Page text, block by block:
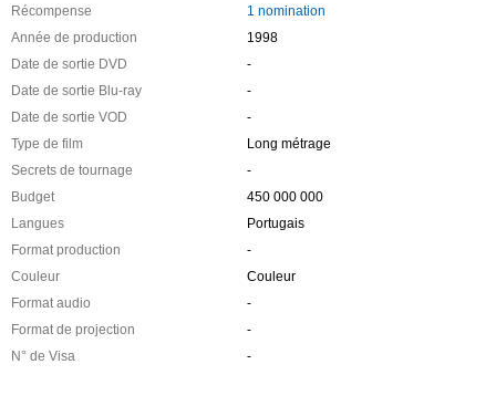
Récompense
1 nomination
Année de production
1998
Date de sortie DVD
-
Date de sortie Blu-ray
-
Date de sortie VOD
-
Type de film
Long métrage
Secrets de tournage
-
Budget
450 000 000
Langues
Portugais
Format production
-
Couleur
Couleur
Format audio
-
Format de projection
-
N° de Visa
-